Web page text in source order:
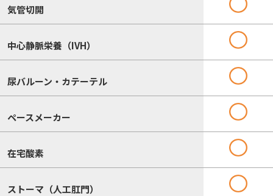
気管切開
中心静脈栄養（IVH）
尿バルーン・カテーテル
ペースメーカー
在宅酸素
ストーマ（人工肛門）